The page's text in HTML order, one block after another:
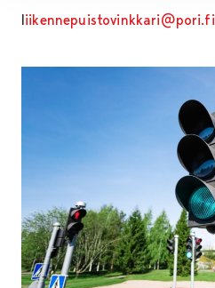
liikennepuistovinkkari@pori.fi